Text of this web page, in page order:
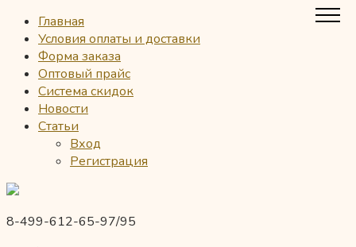
Главная
Условия оплаты и доставки
Форма заказа
Оптовый прайс
Система скидок
Новости
Статьи
Вход
Регистрация
8-499-612-65-97/95